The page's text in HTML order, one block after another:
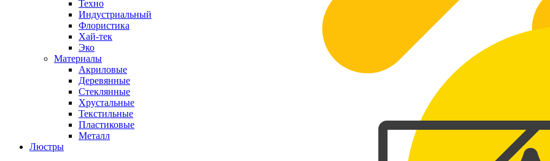
Техно
Индустриальный
Флористика
Хай-тек
Эко
Материалы
Акриловые
Деревянные
Стеклянные
Хрустальные
Текстильные
Пластиковые
Металл
Люстры